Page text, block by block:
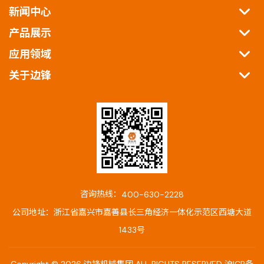
新闻中心
产品展示
应用领域
关于边锋
咨询热线： 400-630-2228
公司地址：浙江省嘉兴市嘉善县长三角经济一体化示范区西塘大道
1433号